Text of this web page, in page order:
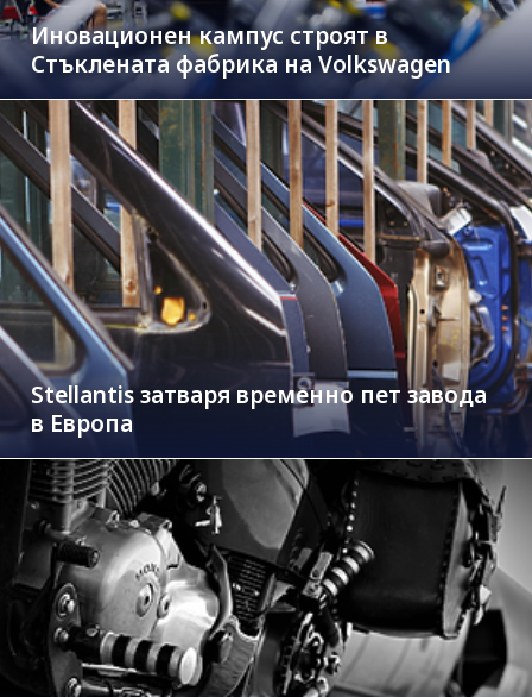
Иновационен кампус строят в
Стъклената фабрика на Volkswagen
Stellantis затваря временно пет завода
в Европа